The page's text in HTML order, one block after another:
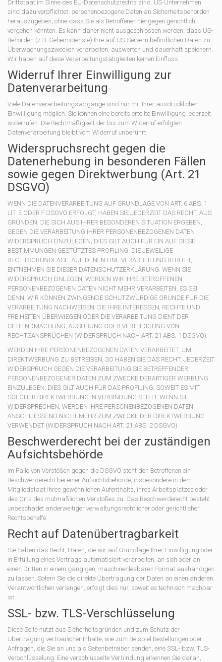
Drittstaat im Sinne des EU-Datenschutzrechts sind. US-Unternehmen
sind dazu verpflichtet, personenbezogene Daten an Sicherheitsbehörden
herauszugeben, ohne dass Sie als Betroffener hiergegen gerichtlich
vorgehen könnten. Es kann daher nicht ausgeschlossen werden, dass US-
Behörden (z.B. Geheimdienste) Ihre auf US-Servern befindlichen Daten zu
Überwachungszwecken verarbeiten, auswerten und dauerhaft speichern.
Wir haben auf diese Verarbeitungstätigkeiten keinen Einfluss.
Widerruf Ihrer Einwilligung zur
Datenverarbeitung
Viele Datenverarbeitungsvorgänge sind nur mit Ihrer ausdrücklichen
Einwilligung möglich. Sie können eine bereits erteilte Einwilligung jederzeit
widerrufen. Die Rechtmäßigkeit der bis zum Widerruf erfolgten
Datenverarbeitung bleibt vom Widerruf unberührt.
Widerspruchsrecht gegen die
Datenerhebung in besonderen Fällen
sowie gegen Direktwerbung (Art. 21
DSGVO)
WENN DIE DATENVERARBEITUNG AUF GRUNDLAGE VON ART. 6 ABS. 1
LIT. E ODER F DSGVO ERFOLGT, HABEN SIE JEDERZEIT DAS RECHT, AUS
GRÜNDEN, DIE SICH AUS IHRER BESONDEREN SITUATION ERGEBEN,
GEGEN DIE VERARBEITUNG IHRER PERSONENBEZOGENEN DATEN
WIDERSPRUCH EINZULEGEN; DIES GILT AUCH FÜR EIN AUF DIESE
BESTIMMUNGEN GESTÜTZTES PROFILING. DIE JEWEILIGE
RECHTSGRUNDLAGE, AUF DENEN EINE VERARBEITUNG BERUHT,
ENTNEHMEN SIE DIESER DATENSCHUTZERKLÄRUNG. WENN SIE
WIDERSPRUCH EINLEGEN, WERDEN WIR IHRE BETROFFENEN
PERSONENBEZOGENEN DATEN NICHT MEHR VERARBEITEN, ES SEI
DENN, WIR KÖNNEN ZWINGENDE SCHUTZWÜRDIGE GRÜNDE FÜR DIE
VERARBEITUNG NACHWEISEN, DIE IHRE INTERESSEN, RECHTE UND
FREIHEITEN ÜBERWIEGEN ODER DIE VERARBEITUNG DIENT DER
GELTENDMACHUNG, AUSÜBUNG ODER VERTEIDIGUNG VON
RECHTSANSPRÜCHEN (WIDERSPRUCH NACH ART. 21 ABS. 1 DSGVO).
WERDEN IHRE PERSONENBEZOGENEN DATEN VERARBEITET, UM
DIREKTWERBUNG ZU BETREIBEN, SO HABEN SIE DAS RECHT, JEDERZEIT
WIDERSPRUCH GEGEN DIE VERARBEITUNG SIE BETREFFENDER
PERSONENBEZOGENER DATEN ZUM ZWECKE DERARTIGER WERBUNG
EINZULEGEN; DIES GILT AUCH FÜR DAS PROFILING, SOWEIT ES MIT
SOLCHER DIREKTWERBUNG IN VERBINDUNG STEHT. WENN SIE
WIDERSPRECHEN, WERDEN IHRE PERSONENBEZOGENEN DATEN
ANSCHLIESSEND NICHT MEHR ZUM ZWECKE DER DIREKTWERBUNG
VERWENDET (WIDERSPRUCH NACH ART. 21 ABS. 2 DSGVO).
Beschwerde­recht bei der zuständigen
Aufsichts­behörde
Im Falle von Verstößen gegen die DSGVO steht den Betroffenen ein
Beschwerderecht bei einer Aufsichtsbehörde, insbesondere in dem
Mitgliedstaat ihres gewöhnlichen Aufenthalts, ihres Arbeitsplatzes oder
des Orts des mutmaßlichen Verstoßes zu. Das Beschwerderecht besteht
unbeschadet anderweitiger verwaltungsrechtlicher oder gerichtlicher
Rechtsbehelfe.
Recht auf Daten­übertrag­barkeit
Sie haben das Recht, Daten, die wir auf Grundlage Ihrer Einwilligung oder
in Erfüllung eines Vertrags automatisiert verarbeiten, an sich oder an
einen Dritten in einem gängigen, maschinenlesbaren Format aushändigen
zu lassen. Sofern Sie die direkte Übertragung der Daten an einen anderen
Verantwortlichen verlangen, erfolgt dies nur, soweit es technisch machbar
ist.
SSL- bzw. TLS-Verschlüsselung
Diese Seite nutzt aus Sicherheitsgründen und zum Schutz der
Übertragung vertraulicher Inhalte, wie zum Beispiel Bestellungen oder
Anfragen, die Sie an uns als Seitenbetreiber senden, eine SSL- bzw. TLS-
Verschlüsselung. Eine verschlüsselte Verbindung erkennen Sie daran,